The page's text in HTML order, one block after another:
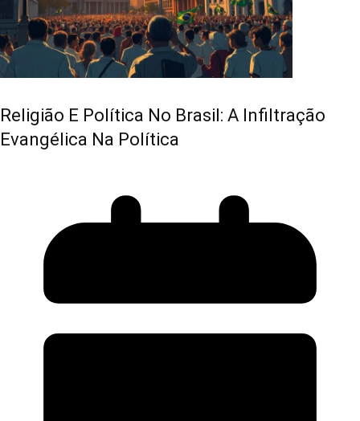
Religião E Política No Brasil: A Infiltração
Evangélica Na Política